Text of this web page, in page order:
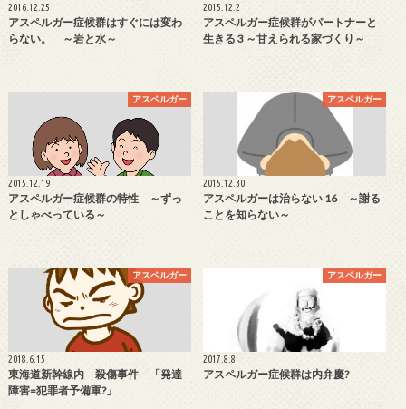
2016.12.25
アスペルガー症候群はすぐには変わ
らない。 ～岩と水～
2015.12.2
アスペルガー症候群がパートナーと
生きる 3 ～甘えられる家づくり～
アスペルガー
2015.12.19
アスペルガー症候群の特性 ～ずっ
としゃべっている～
アスペルガー
2015.12.30
アスペルガーは治らない 16 ～謝る
ことを知らない～
アスペルガー
2018.6.15
東海道新幹線内 殺傷事件 「発達
障害=犯罪者予備軍?」
アスペルガー
2017.8.8
アスペルガー症候群は内弁慶?